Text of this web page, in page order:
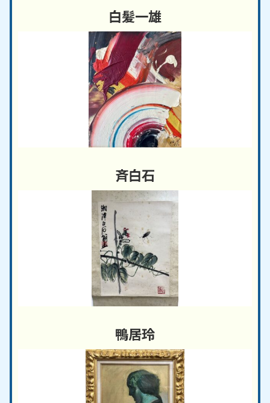
白髪一雄
斉白石
鴨居玲